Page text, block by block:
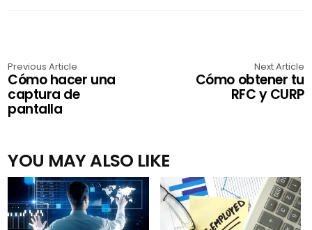
Previous Article
Cómo hacer una
captura de
pantalla
Next Article
Cómo obtener tu
RFC y CURP
YOU MAY ALSO LIKE